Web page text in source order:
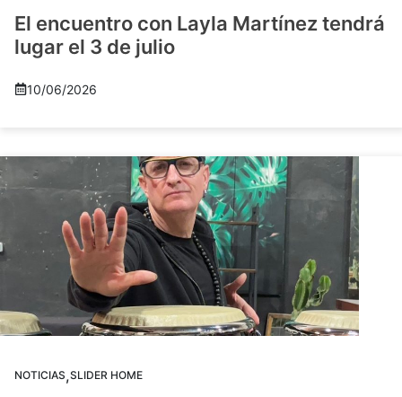
El encuentro con Layla Martínez tendrá
lugar el 3 de julio
10/06/2026
NOTICIAS,SLIDER HOME